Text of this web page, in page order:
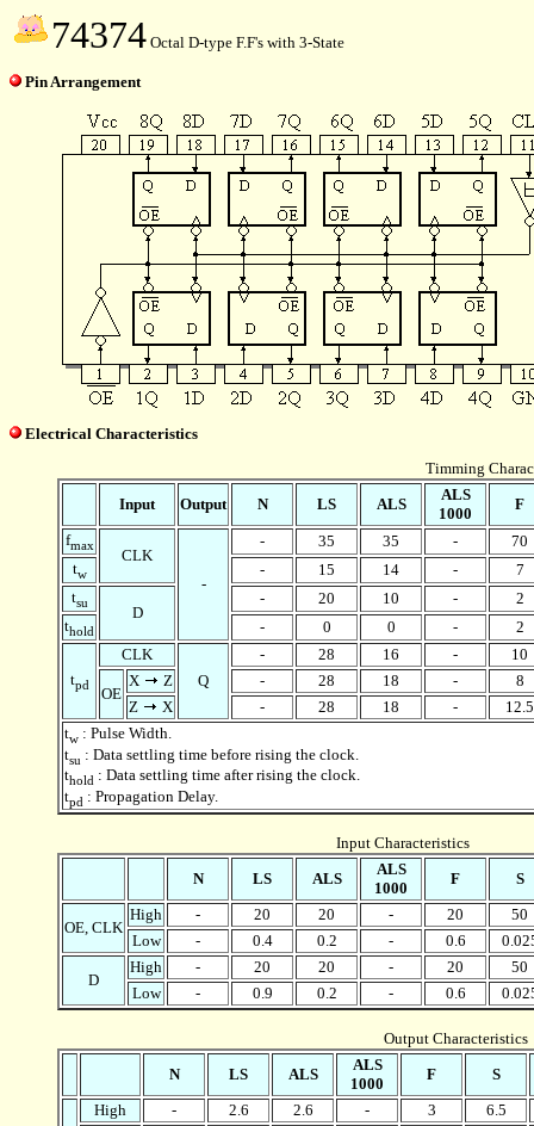
74374 Octal D-type F.F's with 3-State
Pin Arrangement
Electrical Characteristics
Timming
Input
Output N LS ALS
ALS
1000
F
fmax
CLK
-
- 35 35 -
70
tw - 15 14 -
7
tsu
D
- 20 10 -
2
thold - 0 0 - 2
tpd
CLK
Q
- 28 16 - 10
OE
X Z - 28 18 -
8
Z
X - 28 18 -
12.5
tw : Pulse Width.
tsu : Data settling time before rising the clock.
thold : Data settling time after rising the clock.
tpd : Propagation Delay.
Input Characteristics
N
LS ALS
ALS
1000
F S
OE, CLK
High - 20 20 - 20
50
Low
- 0.4 0.2 - 0.6
D
High - 20 20 - 20
50
Low
- 0.9 0.2 - 0.6
Output Characteristics
N
LS ALS
ALS
1000
F S
High - 2.6 2.6 - 3
6.5